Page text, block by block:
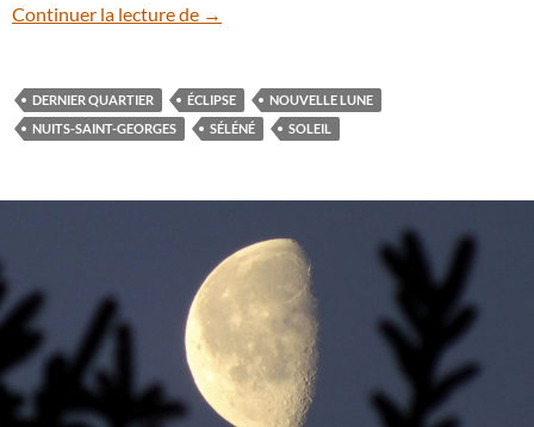
Continuer la lecture de Entre Dernier Quartier et Nouvelle Lune
→
DERNIER QUARTIER ÉCLIPSE
NOUVELLE LUNE
NUITS-SAINT-GEORGES
SÉLÉNÉ SOLEIL